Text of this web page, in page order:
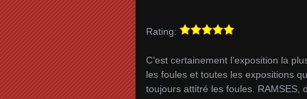
Rating:
C’est certainement l’exposition la
les foules et toutes les expositions
toujours attitré les foules. RAMSES,